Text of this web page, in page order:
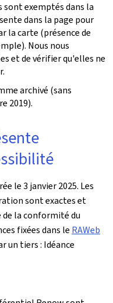
sont exemptés dans la
dans la page pour
la carte (présence de
Nous nous
et de vérifier qu'elles ne
archivé (sans
2019).
le3 janvier 2025. Les
sont exactes et
de la conformité du
fixées dans le RAWeb
un tiers : Idéance